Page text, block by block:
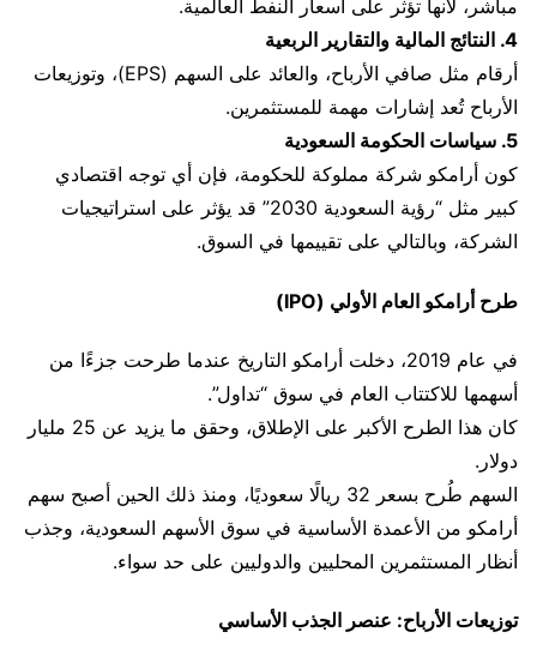
مباشر، لأنها تؤثر على أسعار النفط العالمية.
4. النتائج المالية والتقارير الربعية
أرقام مثل صافي الأرباح، والعائد على السهم (EPS)، وتوزيعات
الأرباح تُعد إشارات مهمة للمستثمرين.
5. سياسات الحكومة السعودية
كون أرامكو شركة مملوكة للحكومة، فإن أي توجه اقتصادي
كبير مثل “رؤية السعودية 2030” قد يؤثر على استراتيجيات
الشركة، وبالتالي على تقييمها في السوق.
طرح أرامكو العام الأولي (IPO)
في عام 2019، دخلت أرامكو التاريخ عندما طرحت جزءًا من
أسهمها للاكتتاب العام في سوق “تداول”.
كان هذا الطرح الأكبر على الإطلاق، وحقق ما يزيد عن 25 مليار
دولار.
السهم طُرح بسعر 32 ريالًا سعوديًا، ومنذ ذلك الحين أصبح سهم
أرامكو من الأعمدة الأساسية في سوق الأسهم السعودية، وجذب
أنظار المستثمرين المحليين والدوليين على حد سواء.
توزيعات الأرباح: عنصر الجذب الأساسي